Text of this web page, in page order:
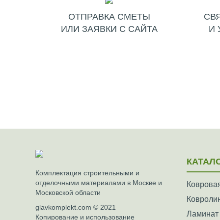
ОТПРАВКА СМЕТЫ
ИЛИ ЗАЯВКИ С САЙТА
И
Комплектация строительными и
отделочными материалами в Москве и
Московской области
glavkomplekt.com © 2021
Копирование и использование
Ламинат